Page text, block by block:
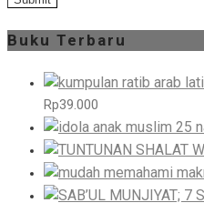
Buku Terbaru
Rp39.000